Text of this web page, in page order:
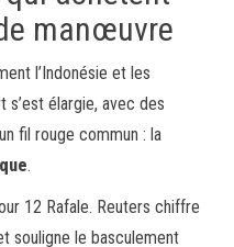
manœuvre
l’Indonésie et les
s’est élargie, avec des
fil rouge commun : la
.
12 Rafale. Reuters chiffre
souligne le basculement